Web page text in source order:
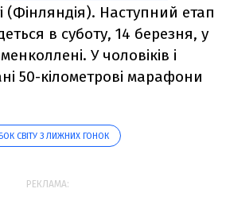
(Фінляндія). Наступний етап
в суботу, 14 березня, у
У чоловіків і
50-кілометрові марафони
СВІТУ З ЛИЖНИХ ГОНОК
РЕКЛАМА: